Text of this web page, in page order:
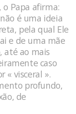
Papa afirma:
é uma ideia
pela qual Ele
e de uma mãe
até ao mais
caso
« visceral ».
profundo,
de